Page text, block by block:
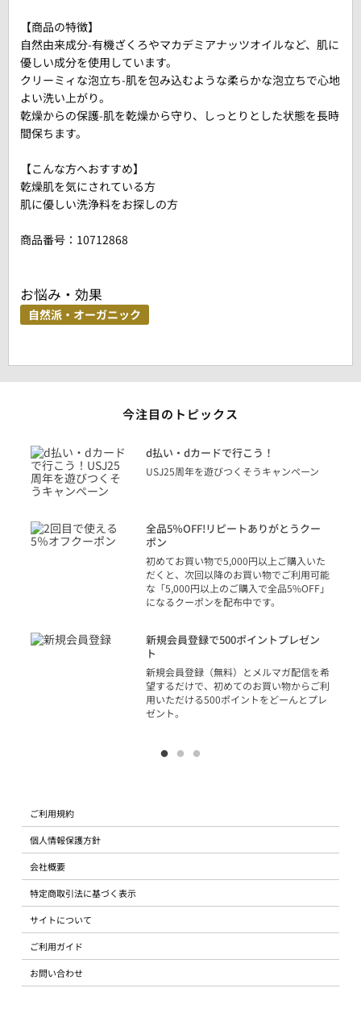
【商品の特徴】
自然由来成分-有機ざくろやマカデミアナッツオイルなど、肌に
優しい成分を使用しています。
クリーミィな泡立ち-肌を包み込むような柔らかな泡立ちで心地
よい洗い上がり。
乾燥からの保護-肌を乾燥から守り、しっとりとした状態を長時
間保ちます。
【こんな方へおすすめ】
乾燥肌を気にされている方
肌に優しい洗浄料をお探しの方
商品番号： 10712868
お悩み・効果
自然派・オーガニック
今注目のトピックス
d払い・dカードで行こう！
USJ25周年を遊びつくそうキャンペーン
全品5％OFF!リピートありがとうクー
ポン
初めてお買い物で5,000円以上ご購入いた
だくと、次回以降のお買い物でご利用可能
な「5,000円以上のご購入で全品5%OFF」
になるクーポンを配布中です。
新規会員登録で500ポイントプレゼン
ト
新規会員登録（無料）とメルマガ配信を希
望するだけで、初めてのお買い物からご利
用いただける500ポイントをどーんとプレ
ゼント。
ご利用規約
個人情報保護方針
会社概要
特定商取引法に基づく表示
サイトについて
ご利用ガイド
お問い合わせ